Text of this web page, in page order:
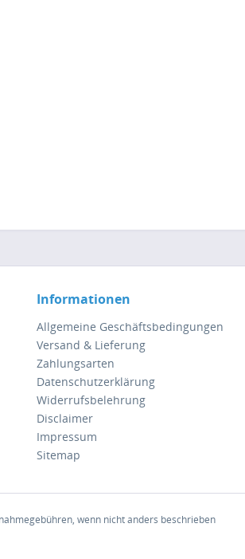
Informationen
Allgemeine Geschäftsbedingungen
Versand & Lieferung
Zahlungsarten
Datenschutzerklärung
Widerrufsbelehrung
Disclaimer
Impressum
Sitemap
wenn nicht anders beschrieben